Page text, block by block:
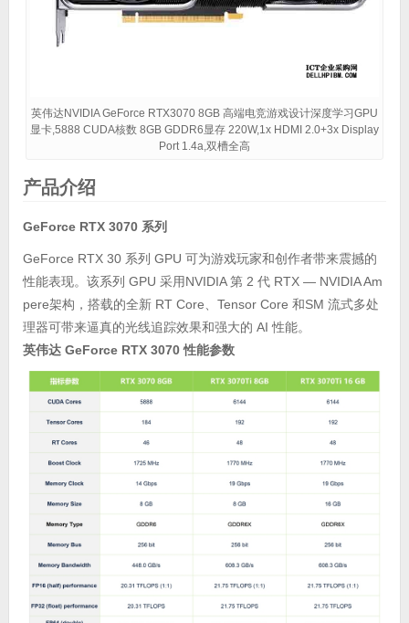
英伟达NVIDIA GeForce RTX3070 8GB 高端电竞游戏设计深度学习GPU
显卡,5888 CUDA核数 8GB GDDR6显存 220W,1x HDMI 2.0+3x Display
Port 1.4a,双槽全高
产品介绍
GeForce RTX 3070 系列
GeForce RTX 30 系列 GPU 可为游戏玩家和创作者带来震撼的
性能表现。该系列 GPU 采用NVIDIA 第 2 代 RTX — NVIDIA Am
pere架构，搭载的全新 RT Core、Tensor Core 和SM 流式多处
理器可带来逼真的光线追踪效果和强大的 AI 性能。
英伟达 GeForce RTX 3070 性能参数